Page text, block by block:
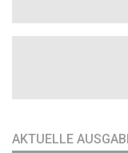
AKTUELLE